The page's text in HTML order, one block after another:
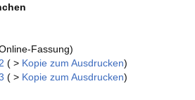
Fassung)
( > Kopie zum Ausdrucken)
( > Kopie zum Ausdrucken)